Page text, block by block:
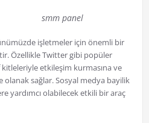
smm panel
işletmeler için önemli bir
Özellikle Twitter gibi popüler
etkileşim kurmasına ve
sağlar. Sosyal medya bayilik
yardımcı olabilecek etkili bir araç